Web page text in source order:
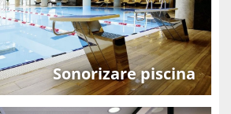
Sonorizare piscina